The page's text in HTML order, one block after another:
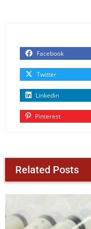
Facebook
Twitter
Linkedin
Pinterest
Related Posts